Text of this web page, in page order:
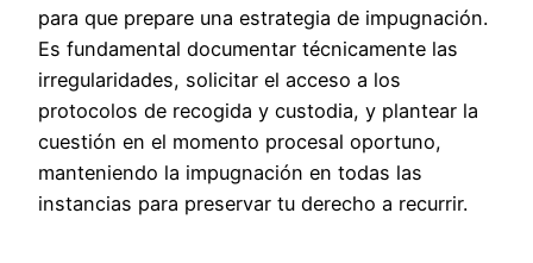
para que prepare una estrategia de impugnación.
Es fundamental documentar técnicamente las
irregularidades, solicitar el acceso a los
protocolos de recogida y custodia, y plantear la
cuestión en el momento procesal oportuno,
manteniendo la impugnación en todas las
instancias para preservar tu derecho a recurrir.